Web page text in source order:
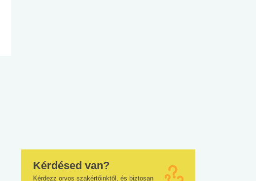
Kérdésed van?
Kérdezz orvos szakértőinktől, és biztosan